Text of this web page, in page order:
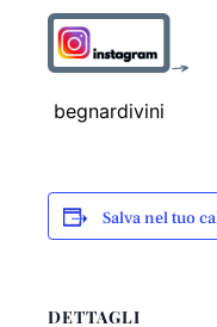
begnardivini
Salva nel tuo
DETTAGLI